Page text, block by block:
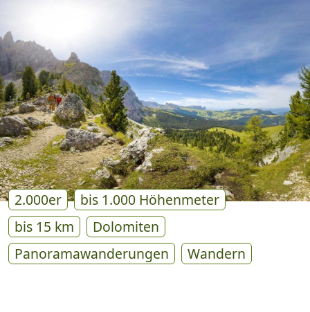
P
R
I
N
G
E
N
2.000er
bis 1.000 Höhenmeter
bis 15 km
Dolomiten
Panoramawanderungen
Wandern